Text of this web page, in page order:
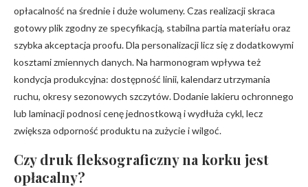
opłacalność na średnie i duże wolumeny. Czas realizacji skraca
gotowy plik zgodny ze specyfikacją, stabilna partia materiału oraz
szybka akceptacja proofu. Dla personalizacji licz się z dodatkowymi
kosztami zmiennych danych. Na harmonogram wpływa też
kondycja produkcyjna: dostępność linii, kalendarz utrzymania
ruchu, okresy sezonowych szczytów. Dodanie lakieru ochronnego
lub laminacji podnosi cenę jednostkową i wydłuża cykl, lecz
zwiększa odporność produktu na zużycie i wilgoć.
Czy druk fleksograficzny na korku jest
opłacalny?